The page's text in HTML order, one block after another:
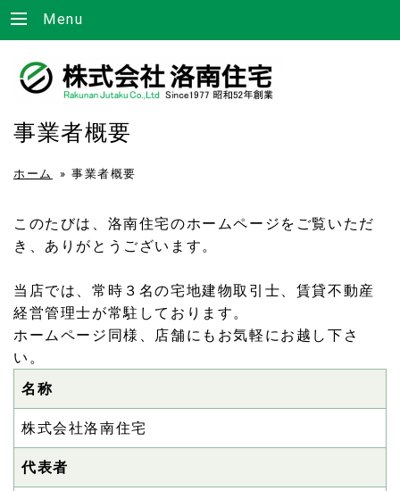
Menu
事業者概要
ホーム » 事業者概要
このたびは、洛南住宅のホームページをご覧いただ
き、ありがとうございます。
当店では、常時３名の宅地建物取引士、賃貸不動産
経営管理士が常駐しております。
ホームページ同様、店舗にもお気軽にお越し下さ
い。
名称
株式会社洛南住宅
代表者